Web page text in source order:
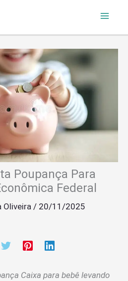
Poupança Para
Federal
Oliveira / 20/11/2025
Caixa para bebê levando